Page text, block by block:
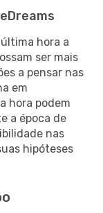
hora a
ser mais
a pensar nas
em
hora podem
a época de
nas
hipóteses